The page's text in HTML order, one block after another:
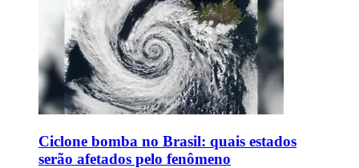
Ciclone bomba no Brasil: quais estados
serão afetados pelo fenômeno